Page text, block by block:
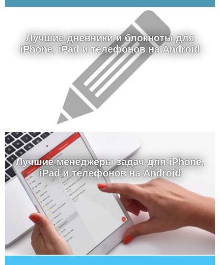
Лучшие дневники и блокноты для
iPhone, iPad и телефонов на Android
Лучшие менеджеры задач для iPhone,
iPad и телефонов на Android